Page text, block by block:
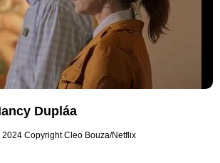
Dupláa
2024 Copyright Cleo Bouza/Netflix